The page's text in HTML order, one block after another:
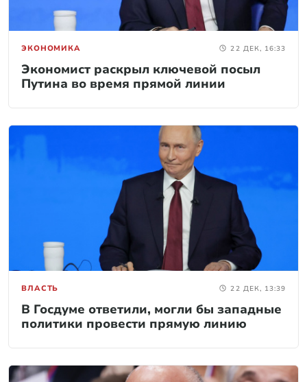
ЭКОНОМИКА 22 ДЕК, 16:33
Экономист раскрыл ключевой посыл
Путина во время прямой линии
ВЛАСТЬ 22 ДЕК, 13:39
В Госдуме ответили, могли бы западные
политики провести прямую линию